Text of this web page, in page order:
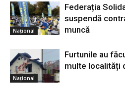
Național
Federația
suspendă
muncă
Național
Furtunile au
multe localități